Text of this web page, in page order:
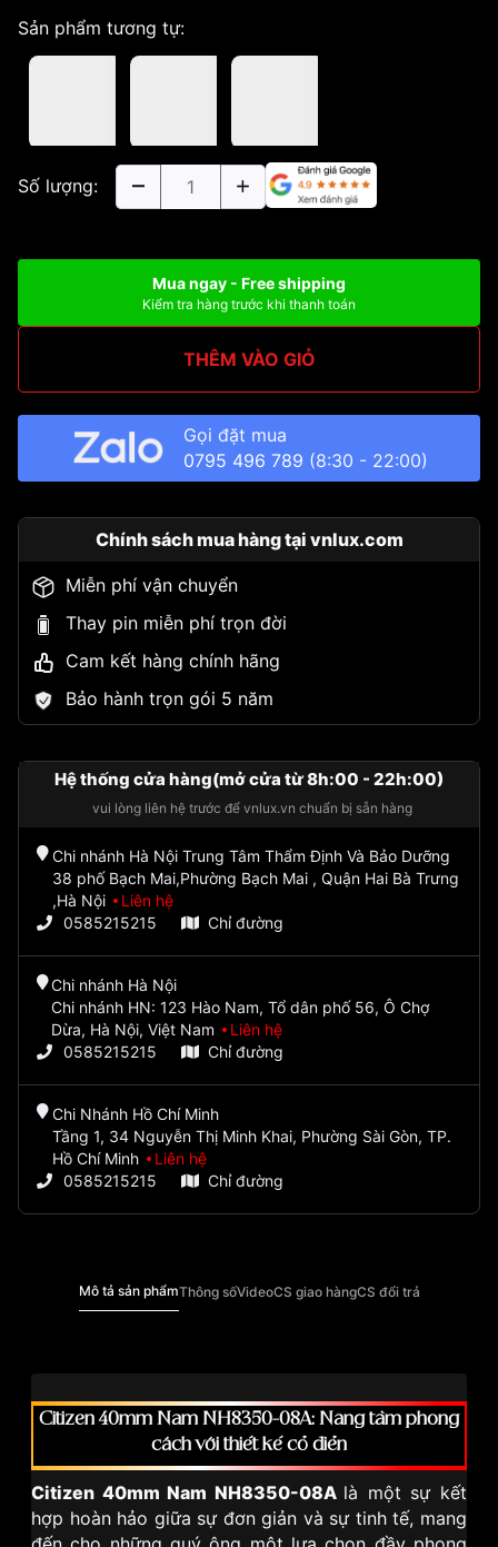
Sản phẩm tương tự:
Số lượng:
Mua ngay - Free shipping
Kiểm tra hàng trước khi thanh toán
THÊM VÀO GIỎ
Gọi đặt mua
0795 496 789 (8:30 - 22:00)
Chính sách mua hàng tại vnlux.com
Miễn phí vận chuyển
Thay pin miễn phí trọn đời
Cam kết hàng chính hãng
Bảo hành trọn gói 5 năm
Hệ thống cửa hàng(mở cửa từ 8h:00 - 22h:00)
vui lòng liên hệ trước để vnlux.vn chuẩn bị sẵn hàng
Chi nhánh Hà Nội Trung Tâm Thẩm Định Và Bảo Dưỡng
38 phố Bạch Mai,Phường Bạch Mai , Quận Hai Bà Trưng
,Hà Nội
Liên hệ
0585215215
Chỉ đường
Chi nhánh Hà Nội
Chi nhánh HN: 123 Hào Nam, Tổ dân phố 56, Ô Chợ
Dừa, Hà Nội, Việt Nam
Liên hệ
0585215215
Chỉ đường
Chi Nhánh Hồ Chí Minh
Tầng 1, 34 Nguyễn Thị Minh Khai, Phường Sài Gòn, TP.
Hồ Chí Minh
Liên hệ
0585215215
Chỉ đường
Mô tả sản phẩmThông sốVideoCS giao hàngCS đổi trả
Citizen 40mm Nam NH8350-08A: Nâng tầm phong
cách với thiết kế cổ điển
Citizen 40mm Nam NH8350-08A là một sự kết
hợp hoàn hảo giữa sự đơn giản và sự tinh tế, mang